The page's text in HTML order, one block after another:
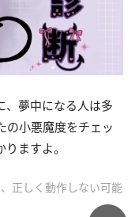
、夢中になる人は多
の小悪魔度をチェッ
ますよ。
正しく動作しない可能